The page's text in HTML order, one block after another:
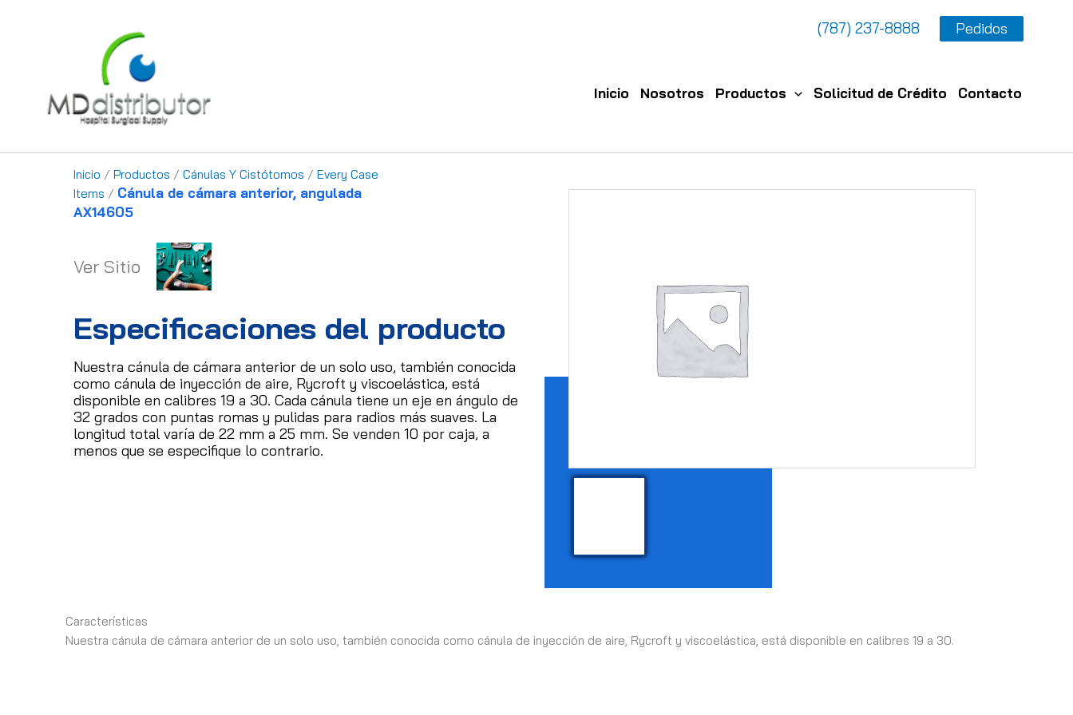
(787) 237-8888 Pedidos
Inicio Nosotros Productos Solicitud de Crédito Contacto
Inicio / Productos / Cánulas Y Cistótomos / Every Case
Items / Cánula de cámara anterior, angulada
AX14605
Ver Sitio
Especificaciones del producto
Nuestra cánula de cámara anterior de un solo uso, también conocida
como cánula de inyección de aire, Rycroft y viscoelástica, está
disponible en calibres 19 a 30. Cada cánula tiene un eje en ángulo de
32 grados con puntas romas y pulidas para radios más suaves. La
longitud total varía de 22 mm a 25 mm. Se venden 10 por caja, a
menos que se especifique lo contrario.
Características
Nuestra cánula de cámara anterior de un solo uso, también conocida como cánula de inyección de aire, Rycroft y viscoelástica, está disponible en calibres 19 a 30.